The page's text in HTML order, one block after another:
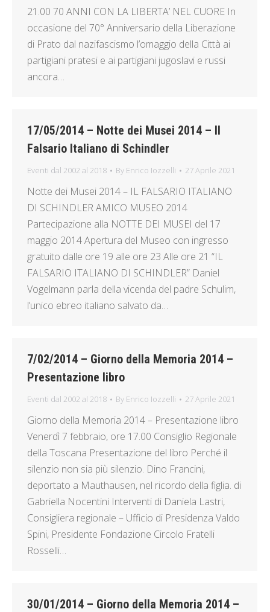
21.00 70 ANNI CON LA LIBERTA’ NEL CUORE In
occasione del 70° Anniversario della Liberazione
di Prato dal nazifascismo l’omaggio della Città ai
partigiani pratesi e ai partigiani jugoslavi e russi
ancora…
17/05/2014 – Notte dei Musei 2014 – Il
Falsario Italiano di Schindler
Eventi dal 2002 al 2018 By Enrico Iozzelli 27 Aprile 2021
Notte dei Musei 2014 – IL FALSARIO ITALIANO
DI SCHINDLER AMICO MUSEO 2014
Partecipazione alla NOTTE DEI MUSEI del 17
maggio 2014 Apertura del Museo con ingresso
gratuito dalle ore 19 alle ore 23 Alle ore 21 “IL
FALSARIO ITALIANO DI SCHINDLER” Daniel
Vogelmann parla della vicenda del padre Schulim,
l’unico ebreo italiano salvato da…
7/02/2014 – Giorno della Memoria 2014 –
Presentazione libro
Eventi dal 2002 al 2018 By Enrico Iozzelli 27 Aprile 2021
Giorno della Memoria 2014 – Presentazione libro
Venerdì 7 febbraio, ore 17.00 Consiglio Regionale
della Toscana Presentazione del libro Perché il
silenzio non sia più silenzio. Dino Francini,
deportato a Mauthausen, nel ricordo della figlia. di
Gabriella Nocentini Interventi di Daniela Lastri,
Consigliera regionale – Ufficio di Presidenza Valdo
Spini, Presidente Fondazione Circolo Fratelli
Rosselli…
30/01/2014 – Giorno della Memoria 2014 –